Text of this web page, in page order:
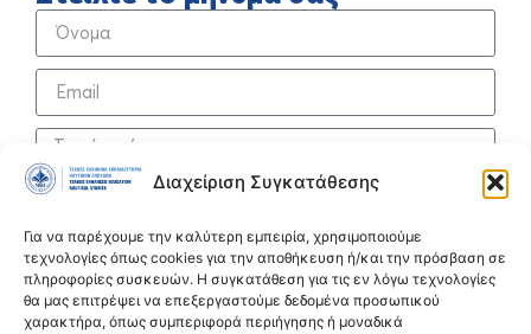
Διαχείριση Συγκατάθεσης
Για να παρέχουμε την καλύτερη εμπειρία, χρησιμοποιούμε
τεχνολογίες όπως cookies για την αποθήκευση ή/και την πρόσβαση σε
πληροφορίες συσκευών. Η συγκατάθεση για τις εν λόγω τεχνολογίες
θα μας επιτρέψει να επεξεργαστούμε δεδομένα προσωπικού
χαρακτήρα, όπως συμπεριφορά περιήγησης ή μοναδικά
Συναινώ στην αποθήκευση των δεδομένων μου, σύμφωνα με την
πολιτική προστασίας προσωπικών δεδομένων.